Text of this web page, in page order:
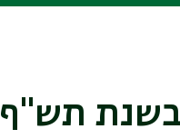
בשנת תש"ף